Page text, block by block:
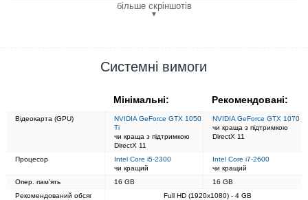
більше скріншотів
▼
Системні вимоги
Мінімальні: Рекомендовані:
Відеокарта (GPU)
NVIDIA GeForce GTX 1050
Ti
чи краща з підтримкою
DirectX 11
NVIDIA GeForce GTX 1070
чи краща з підтримкою
DirectX 11
Процесор
Intel Core i5-2300
чи кращий
Intel Core i7-2600
чи кращий
Опер. пам'ять
16 GB
16 GB
Рекомендований обсяг
Full HD (1920x1080) - 4 GB